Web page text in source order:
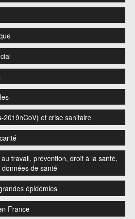
2019nCoV) et crise sanitaire
travail, prévention, droit à la santé,
de santé
épidémies
France